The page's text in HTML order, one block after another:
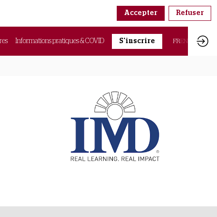
Informations pratiques & COVID S'inscrire FREN
Accepter Refuser